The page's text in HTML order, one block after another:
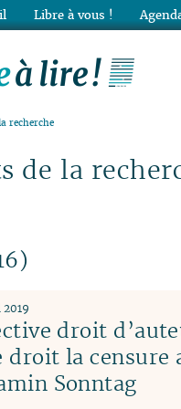
recherche
de la
droit
droit la censure
Sonntag
Libre à vous !